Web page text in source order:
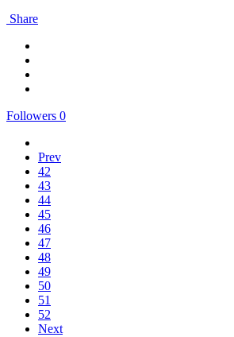
Share
Followers 0
Prev
42
43
44
45
46
47
48
49
50
51
52
Next